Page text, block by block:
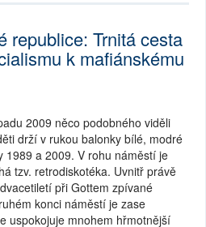
republice: Trnitá cesta
k mafiánskému
2009 něco podobného viděli
drží v rukou balonky bílé, modré
1989 a 2009. V rohu náměstí je
tzv. retrodiskotéka. Uvnitř právě
při Gottem zpívané
konci náměstí je zase
uspokojuje mnohem hřmotnější